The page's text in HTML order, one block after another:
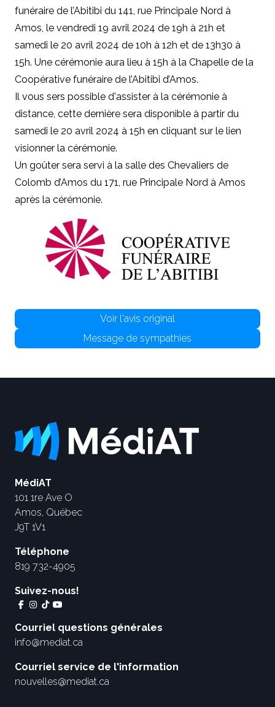
funéraire de l’Abitibi du 141, rue Principale Nord à
Amos, le vendredi 19 avril 2024 de 19h à 21h et
samedi le 20 avril 2024 de 10h à 12h et de 13h30 à
15h. Une cérémonie aura lieu à 15h à la Chapelle de la
Coopérative funéraire de l’Abitibi d’Amos.
Il vous sers possible d'assister à la cérémonie à
distance, cette dernière sera disponible à partir du
samedi le 20 avril 2024 à 15h en cliquant sur le lien
visionner la cérémonie.
Un goûter sera servi à la salle des Chevaliers de
Colomb d’Amos du 171, rue Principale Nord à Amos
après la cérémonie.
Voir l'avis original
Message de sympathies
MédiAT
101 1re Ave O
Amos, Québec
J9T 1V1
Téléphone
819 732-4905
Suivez-nous!
Courriel questions générales
info@mediat.ca
Courriel service de l'information
nouvelles@mediat.ca